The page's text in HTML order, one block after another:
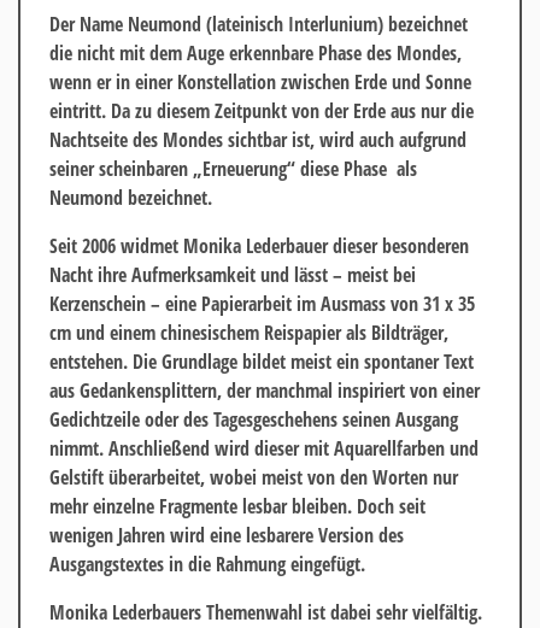
Der Name Neumond (lateinisch Interlunium) bezeichnet
die nicht mit dem Auge erkennbare Phase des Mondes,
wenn er in einer Konstellation zwischen Erde und Sonne
eintritt. Da zu diesem Zeitpunkt von der Erde aus nur die
Nachtseite des Mondes sichtbar ist, wird auch aufgrund
seiner scheinbaren „Erneuerung“ diese Phase als
Neumond bezeichnet.
Seit 2006 widmet Monika Lederbauer dieser besonderen
Nacht ihre Aufmerksamkeit und lässt – meist bei
Kerzenschein – eine Papierarbeit im Ausmass von 31 x 35
cm und einem chinesischem Reispapier als Bildträger,
entstehen. Die Grundlage bildet meist ein spontaner Text
aus Gedankensplittern, der manchmal inspiriert von einer
Gedichtzeile oder des Tagesgeschehens seinen Ausgang
nimmt. Anschließend wird dieser mit Aquarellfarben und
Gelstift überarbeitet, wobei meist von den Worten nur
mehr einzelne Fragmente lesbar bleiben. Doch seit
wenigen Jahren wird eine lesbarere Version des
Ausgangstextes in die Rahmung eingefügt.
Monika Lederbauers Themenwahl ist dabei sehr vielfältig.